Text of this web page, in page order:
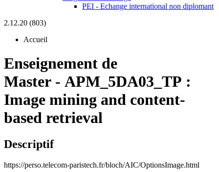
PEI - Echange international non diplomant
2.12.20 (803)
Accueil
Enseignement de
Master - APM_5DA03_TP :
Image mining and content-
based retrieval
Descriptif
https://perso.telecom-paristech.fr/bloch/AIC/OptionsImage.html